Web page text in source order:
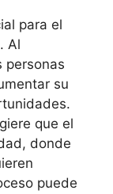
para el
Al
personas
su
que el
donde
puede